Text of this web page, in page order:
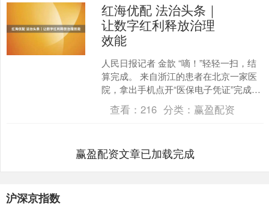
红海优配 法治头条｜
让数字红利释放治理
效能
人民日报记者 金歆 “嘀！”轻轻一扫，结
算完成。 来自浙江的患者在北京一家医
院，拿出手机点开“医保电子凭证”完成结
算。 近年来，各地区各部门加速推进社
保卡区域“....
查看：216 分类： 赢盈配资
赢盈配资文章已加载完成
沪深京指数